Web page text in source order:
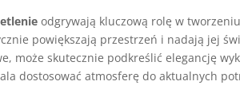
odgrywają kluczową rolę w
powiększają przestrzeń i nadają jej
może skutecznie podkreślić elegancję
dostosować atmosferę do aktualnych